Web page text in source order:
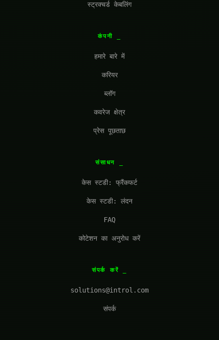
स्ट्रक्चर्ड केबलिंग
कंपनी
हमारे बारे में
करियर
ब्लॉग
कवरेज क्षेत्र
प्रेस पूछताछ
संसाधन
केस स्टडी: फ्रैंकफर्ट
केस स्टडी: लंदन
FAQ
कोटेशन का अनुरोध करें
संपर्क करें
solutions@introl.com
संपर्क